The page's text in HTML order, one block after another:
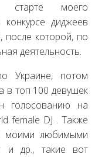
старте моего
диджеев
после которой, по
деятельность.
Украине, потом
в топ 100 девушек
голосованию на
female DJ . Также
моими любимыми
и др., такие вот